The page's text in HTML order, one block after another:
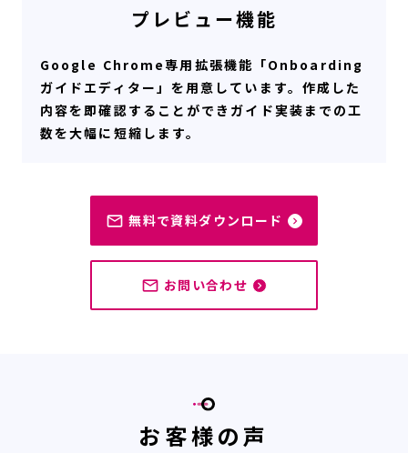
プレビュー機能
Google Chrome専用拡張機能「Onboarding
ガイドエディター」を用意しています。作成した
内容を即確認することができガイド実装までの工
数を大幅に短縮します。
mail_outline 無料で資料ダウンロード navigate_next
mail_outline お問い合わせ navigate_next
お客様の声